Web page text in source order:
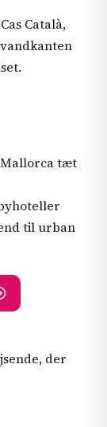
Català,
Mallorca tæt
til urban
der